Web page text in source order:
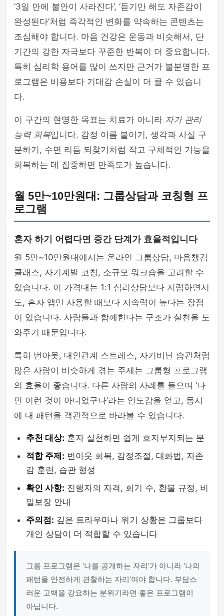
‘3일 만에 불안이 사라진다’, ‘듣기만 해도 자존감이
완성된다’처럼 즉각적인 변화를 약속하는 콘텐츠는
조심해야 합니다. 마음 건강은 운동과 비슷해서, 단
기간의 강한 자극보다 꾸준한 반복이 더 중요합니다.
특히 심리학 용어를 많이 쓰지만 근거가 불분명한 프
로그램은 비용보다 기대감 손실이 더 클 수 있습니
다.
이 구간의 현명한 목표는 치료가 아니라 자가 관리
능력 회복입니다. 감정 이름 붙이기, 생각과 사실 구
분하기, 수면 리듬 되찾기처럼 작고 구체적인 기능을
회복하는 데 집중하면 만족도가 높습니다.
월 5만~10만원대: 그룹상담과 코칭형 프
로그램
혼자 하기 어렵다면 중간 단계가 효율적입니다
월 5만~10만원대에서는 온라인 그룹상담, 마음챙김
클래스, 자기계발 코칭, 소규모 워크숍을 고려할 수
있습니다. 이 가격대는 1:1 심리상담보다 저렴하면서
도, 혼자 앱만 사용할 때보다 지속력이 높다는 장점
이 있습니다. 사람들과 함께한다는 구조가 실천을 도
와주기 때문입니다.
특히 번아웃, 대인관계 스트레스, 자기비난 습관처럼
많은 사람이 비슷하게 겪는 주제는 그룹형 프로그램
의 효율이 좋습니다. 다른 사람의 사례를 들으며 ‘나
만 이런 것이 아니었구나’라는 안도감을 얻고, 동시
에 내 패턴을 객관적으로 바라볼 수 있습니다.
추천 대상: 혼자 실천하면 쉽게 흐지부지되는 분
적합 주제: 번아웃 회복, 감정조절, 대화법, 자존
감 훈련, 습관 형성
확인 사항: 진행자의 자격, 회기 수, 환불 규정, 비
밀보장 안내
주의점: 깊은 트라우마나 위기 상황은 그룹보다
개인 상담이 더 적합할 수 있습니다
그룹 프로그램은 ‘나를 공개하는 자리’가 아니라 ‘나의
패턴을 안전하게 관찰하는 자리’여야 합니다. 부담스
러운 고백을 강요하는 분위기라면 좋은 프로그램이
아닙니다.